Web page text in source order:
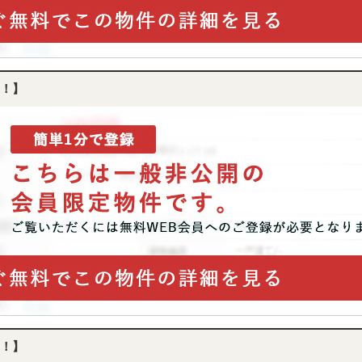
】
】